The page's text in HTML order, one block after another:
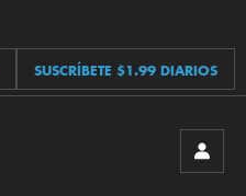
SUSCRÍBETE $1.99 DIARIOS